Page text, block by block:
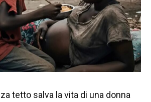
tetto salva la vita di una donna